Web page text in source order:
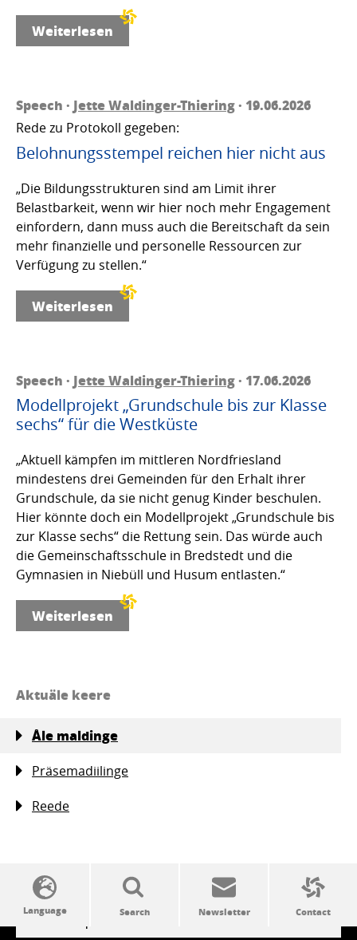
Weiterlesen
Speech · Jette Waldinger-Thiering· 19.06.2026
Rede zu Protokoll gegeben:
Belohnungsstempel reichen hier nicht aus
„Die Bildungsstrukturen sind am Limit ihrer
Belastbarkeit, wenn wir hier noch mehr Engagement
einfordern, dann muss auch die Bereitschaft da sein
mehr finanzielle und personelle Ressourcen zur
Verfügung zu stellen.“
Weiterlesen
Speech · Jette Waldinger-Thiering· 17.06.2026
Modellprojekt „Grundschule bis zur Klasse
sechs“ für die Westküste
„Aktuell kämpfen im mittleren Nordfriesland
mindestens drei Gemeinden für den Erhalt ihrer
Grundschule, da sie nicht genug Kinder beschulen.
Hier könnte doch ein Modellprojekt „Grundschule bis
zur Klasse sechs“ die Rettung sein. Das würde auch
die Gemeinschaftsschule in Bredstedt und die
Gymnasien in Niebüll und Husum entlasten.“
Weiterlesen
Aktuäle keere
Åle maldinge
Präsemadiilinge
Reede
SSW politics from A to Z